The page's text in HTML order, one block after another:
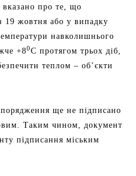
вказано про те, що
19 жовтня або у випадку
навколишнього
+80С протягом трьох діб,
теплом – об’єкти
ще не підписано
Таким чином, документ
підписання міським